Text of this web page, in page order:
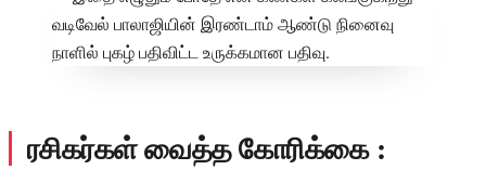
ரசிகர்கள் வைத்த கோரிக்கை :